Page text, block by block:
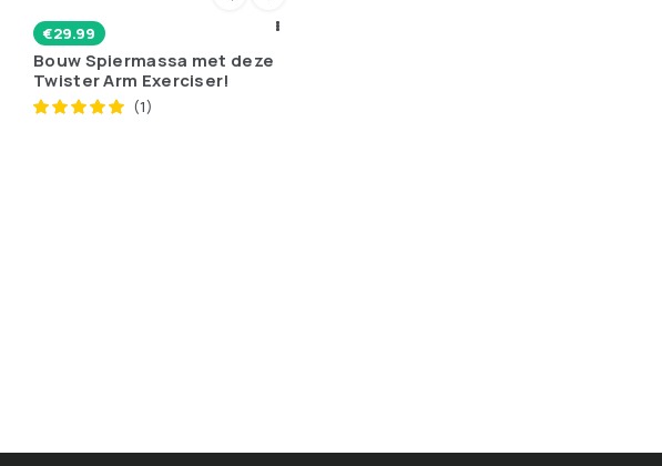
€29.99
Bouw Spiermassa met deze
Twister Arm Exerciser!
(1)